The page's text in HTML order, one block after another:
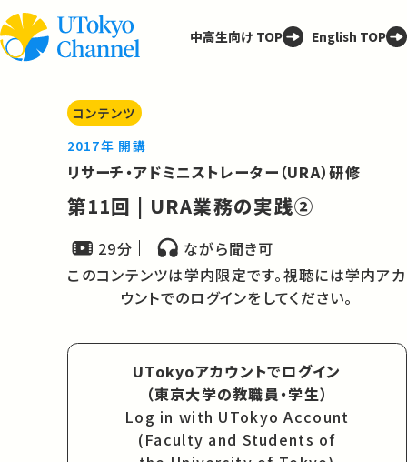
中高生向け TOP English TOP
コンテンツ
2017年 開講
リサーチ・アドミニストレーター（URA）研修
第11回 | URA業務の実践②
29分
ながら聞き可
このコンテンツは学内限定です。視聴には学内アカ
ウントでのログインをしてください。
UTokyoアカウントでログイン
（東京大学の教職員・学生）
Log in with UTokyo Account
(Faculty and Students of